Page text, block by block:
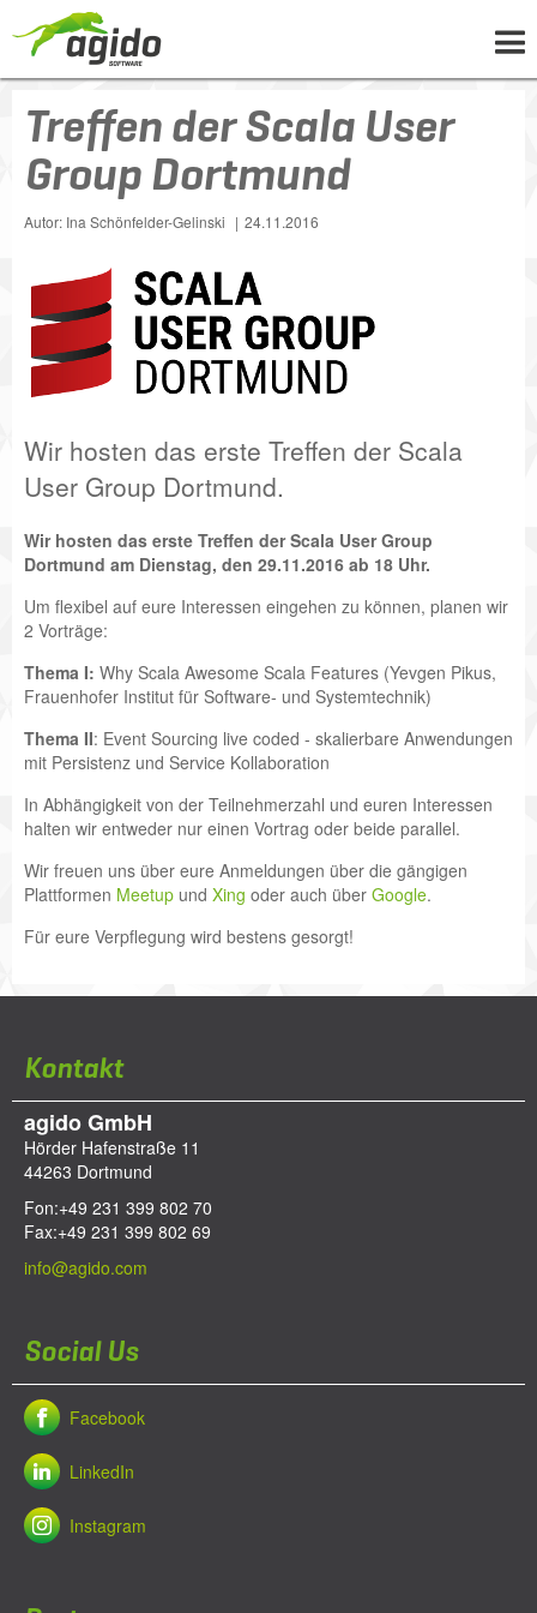
UNTERNEHMEN
LÖSUNGEN
WISSEN
KARRIERE
Treffen der Scala User
Group Dortmund
Autor: Ina Schönfelder-Gelinski 24.11.2016
Wir hosten das erste Treffen der Scala
User Group Dortmund.
Wir hosten das erste Treffen der Scala User Group
Dortmund am Dienstag, den 29.11.2016 ab 18 Uhr.
Um flexibel auf eure Interessen eingehen zu können, planen wir
2 Vorträge:
Thema I: Why Scala Awesome Scala Features (Yevgen Pikus,
Frauenhofer Institut für Software- und Systemtechnik)
Thema II: Event Sourcing live coded - skalierbare Anwendungen
mit Persistenz und Service Kollaboration
In Abhängigkeit von der Teilnehmerzahl und euren Interessen
halten wir entweder nur einen Vortrag oder beide parallel.
Wir freuen uns über eure Anmeldungen über die gängigen
Plattformen Meetup und Xing oder auch über Google.
Für eure Verpflegung wird bestens gesorgt!
Kontakt
agido GmbH
Hörder Hafenstraße 11
44263 Dortmund
Fon:+49 231 399 802 70
Fax:+49 231 399 802 69
info@agido.com
Social Us
Facebook
LinkedIn
Instagram